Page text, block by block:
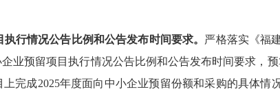
行情况公告比例和公告发布时间要求。 严格落实《福
业预留项目执行情况公告比例和公告发布时间要求，
完成2025年度面向中小企业预留份额和采购的具体